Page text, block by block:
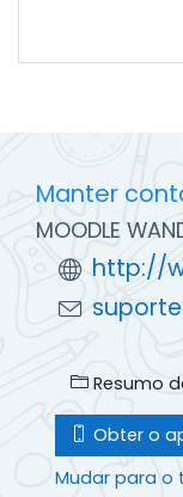
Manter
MOODLE
http://
Resumo
Obter o
Mudar para o